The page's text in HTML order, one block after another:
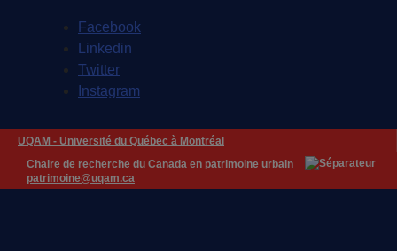
Facebook
Linkedin
Twitter
Instagram
UQAM - Université du Québec à Montréal
Chaire de recherche du Canada en patrimoine urbain
patrimoine@uqam.ca